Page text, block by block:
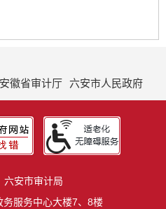
安徽省审计厅 六安市人民政府
六安市审计局
服务中心大楼7、8楼